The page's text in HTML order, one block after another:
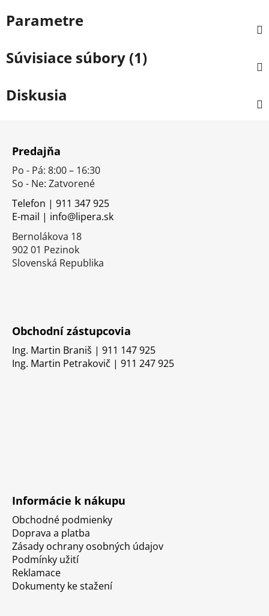
Parametre
Súvisiace súbory (1)
Diskusia
Predajňa
Po - Pá: 8:00 – 16:30
So - Ne: Zatvorené
Telefon | 911 347 925
E-mail | info@lipera.sk
Bernolákova 18
902 01 Pezinok
Slovenská Republika
Obchodní zástupcovia
Ing. Martin Braniš | 911 147 925
Ing. Martin Petrakovič | 911 247 925
Informácie k nákupu
Obchodné podmienky
Doprava a platba
Zásady ochrany osobných údajov
Podmínky užití
Reklamace
Dokumenty ke stažení